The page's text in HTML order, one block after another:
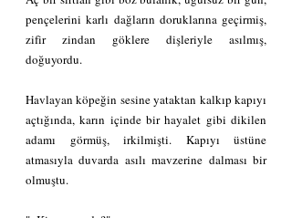
pençelerini karlı dağların doruklarına geçirmiş,
zifir zindan göklere dişleriyle asılmış,
doğuyordu.
Havlayan köpeğin sesine yataktan kalkıp kapıyı
açtığında, karın içinde bir hayalet gibi dikilen
adamı görmüş, irkilmişti. Kapıyı üstüne
atmasıyla duvarda asılı mavzerine dalması bir
olmuştu.